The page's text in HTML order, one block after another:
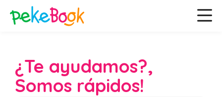
¿Te ayudamos?,
Somos rápidos!